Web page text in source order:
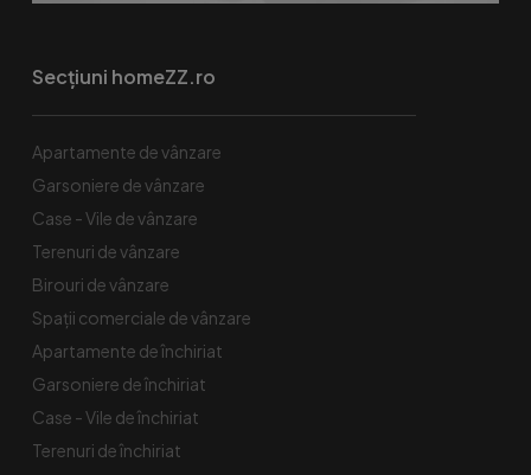
Secțiuni homeZZ.ro
Apartamente de vânzare
Garsoniere de vânzare
Case - Vile de vânzare
Terenuri de vânzare
Birouri de vânzare
Spaţii comerciale de vânzare
Apartamente de închiriat
Garsoniere de închiriat
Case - Vile de închiriat
Terenuri de închiriat